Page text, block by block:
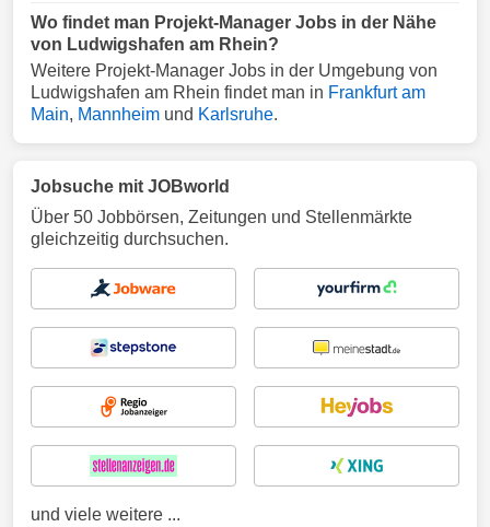
Wo findet man Projekt-Manager Jobs in der Nähe
von Ludwigshafen am Rhein?
Weitere Projekt-Manager Jobs in der Umgebung von
Ludwigshafen am Rhein findet man in Frankfurt am
Main, Mannheim und Karlsruhe.
Jobsuche mit JOBworld
Über 50 Jobbörsen, Zeitungen und Stellenmärkte
gleichzeitig durchsuchen.
und viele weitere ...